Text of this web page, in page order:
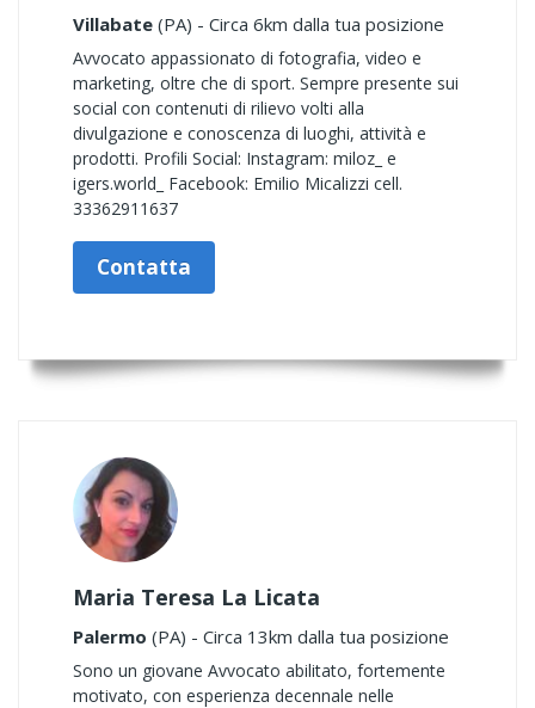
Villabate (PA) - Circa 6km dalla tua posizione
Avvocato appassionato di fotografia, video e
marketing, oltre che di sport. Sempre presente sui
social con contenuti di rilievo volti alla
divulgazione e conoscenza di luoghi, attività e
prodotti. Profili Social: Instagram: miloz_ e
igers.world_ Facebook: Emilio Micalizzi cell.
33362911637
Contatta
Maria Teresa La Licata
Palermo (PA) - Circa 13km dalla tua posizione
Sono un giovane Avvocato abilitato, fortemente
motivato, con esperienza decennale nelle